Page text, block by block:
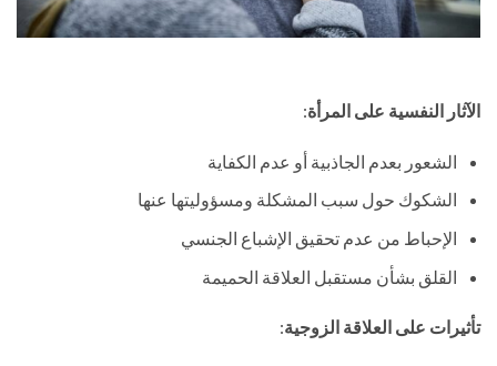
الآثار النفسية على المرأة:
الشعور بعدم الجاذبية أو عدم الكفاية
الشكوك حول سبب المشكلة ومسؤوليتها عنها
الإحباط من عدم تحقيق الإشباع الجنسي
القلق بشأن مستقبل العلاقة الحميمة
تأثيرات على العلاقة الزوجية: